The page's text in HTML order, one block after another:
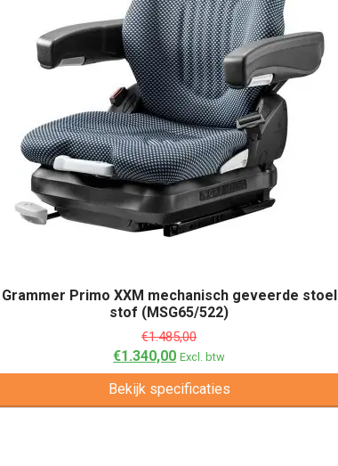
Grammer Primo XXM mechanisch geveerde stoel
stof (MSG65/522)
€1.485,00
€1.340,00 Excl. btw
Bekijk specificaties